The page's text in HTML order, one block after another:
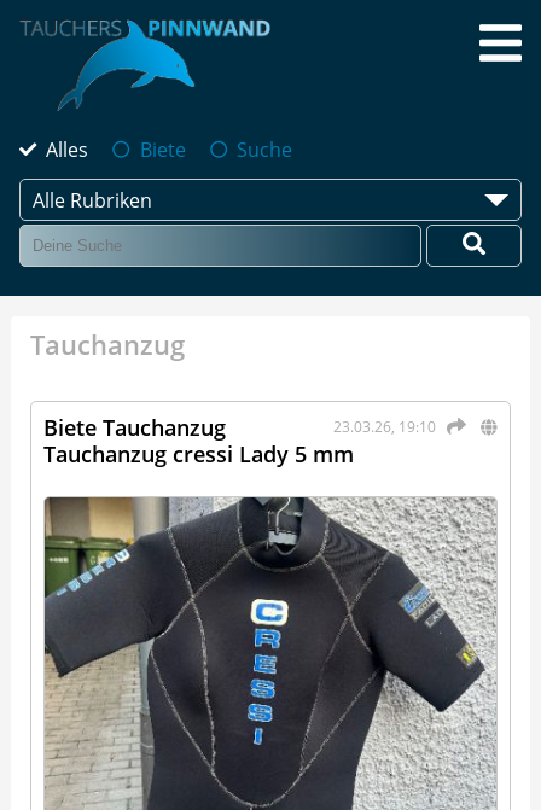
Alles Biete
Suche
Alle Rubriken
Tauchanzug
23.03.26, 19:10
Biete Tauchanzug
Tauchanzug cressi Lady 5 mm